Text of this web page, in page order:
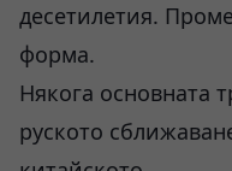
десетилетия.
форма.
Някога основната
руското